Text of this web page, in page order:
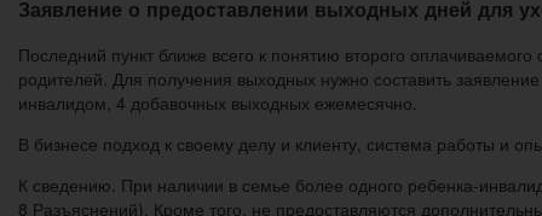
Заявление о предоставлении выходных дней для
Последний пункт ближе всего к понятию второго
родителей. Для получения выходных нужно составить
инвалидом, 4 добавочных выходных ежемесячно.
В бизнесе подход к своему делу и клиенту, система работы и
К сведению. При наличии в семье более одного ребенка-
8 Разъяснений). Кроме того, не предоставляются